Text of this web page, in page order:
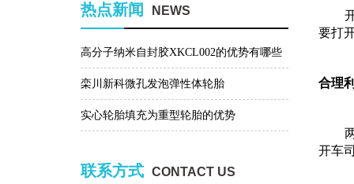
要打
合理
开车
热点新闻 NEWS
高分子纳米自封胶XKCL002的优势有哪些
栾川新科微孔发泡弹性体轮胎
实心轮胎填充为重型轮胎的优势
联系方式 CONTACT US